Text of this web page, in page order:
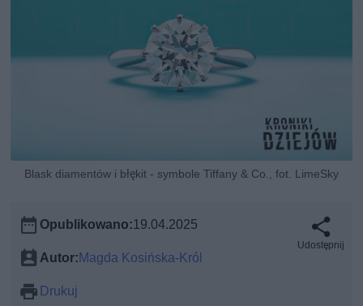
Blask diamentów i błękit - symbole Tiffany & Co., fot. LimeSky
Opublikowano:19.04.2025
Autor:Magda Kosińska-Król
Drukuj
Udostępnij